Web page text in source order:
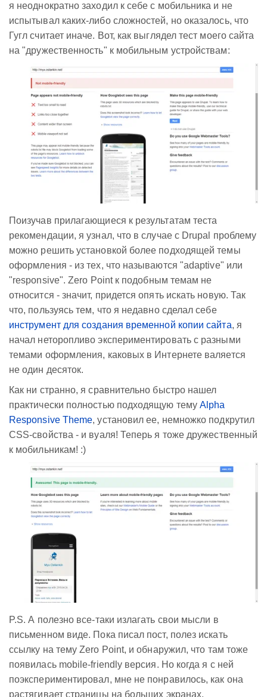
я неоднократно заходил к себе с мобильника и не
испытывал каких-либо сложностей, но оказалось, что
Гугл считает иначе. Вот, как выглядел тест моего сайта
на "дружественность" к мобильным устройствам:
Поизучав прилагающиеся к результатам теста
рекомендации, я узнал, что в случае с Drupal проблему
можно решить установкой более подходящей темы
оформления - из тех, что называются "adaptive" или
"responsive". Zero Point к подобным темам не
относится - значит, придется опять искать новую. Так
что, пользуясь тем, что я недавно сделал себе
инструмент для создания временной копии сайта, я
начал неторопливо экспериментировать с разными
темами оформления, каковых в Интернете валяется
не один десяток.
Как ни странно, я сравнительно быстро нашел
практически полностью подходящую темуAlpha
Responsive Theme, установил ее, немножко подкрутил
CSS-свойства - и вуаля! Теперь я тоже дружественный
к мобильникам! :)
P.S. А полезно все-таки излагать свои мысли в
письменном виде. Пока писал пост, полез искать
ссылку на тему Zero Point, и обнаружил, что там тоже
появилась mobile-friendly версия. Но когда я с ней
поэкспериментировал, мне не понравилось, как она
растягивает страницы на больших экранах,